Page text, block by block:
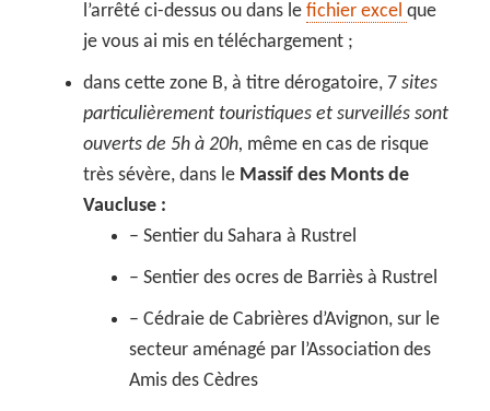
l’arrêté ci-dessus ou dans lefichier excelque
je vous ai mis en téléchargement ;
dans cette zone B, à titre dérogatoire, 7 sites
particulièrement touristiques et surveillés sont
ouverts de 5h à 20h, même en cas de risque
très sévère, dans le Massif des Monts de
Vaucluse :
– Sentier du Sahara à Rustrel
– Sentier des ocres de Barriès à Rustrel
– Cédraie de Cabrières d’Avignon, sur le
secteur aménagé par l’Association des
Amis des Cèdres